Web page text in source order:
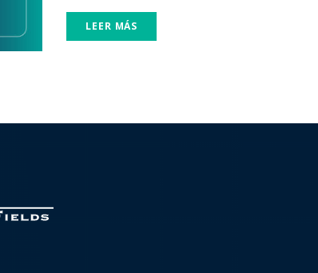
LEER MÁS